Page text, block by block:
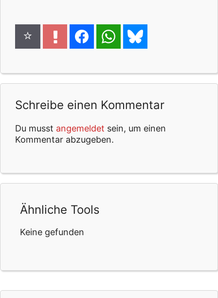
Schreibe einen Kommentar
Du musst angemeldet sein, um einen
Kommentar abzugeben.
Ähnliche Tools
Keine gefunden